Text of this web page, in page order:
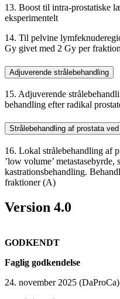
13. Boost til intra-prostatiske
eksperimentelt
14. Til pelvine
Gy givet med 2 Gy per
Adjuverende strålebehandling
15. Adjuverende
behandling efter radikal
Strålebehandling af prostata
16. Lokal strålebehandling af
’low volume’ metastasebyrde,
kastrationsbehandling.
fraktioner (A)
Version 4.0
GODKENDT
Faglig godkendelse
24. november 2025 (DaProCa)